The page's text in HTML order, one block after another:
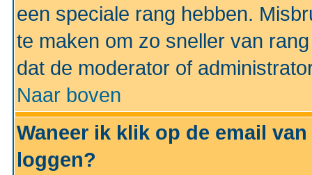
een speciale rang hebben.
te maken om zo sneller van
dat de moderator of
Naar boven
Waneer ik klik op de email
loggen?